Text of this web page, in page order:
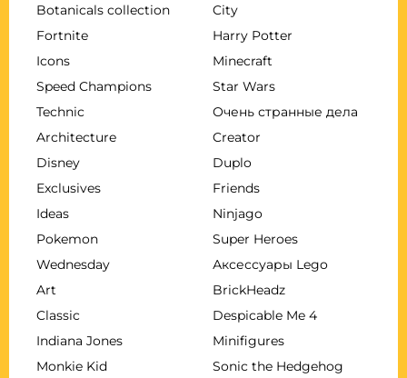
Botanicals collection
City
Fortnite
Harry Potter
Icons
Minecraft
Speed Champions
Star Wars
Technic
Очень странные дела
Architecture
Creator
Disney
Duplo
Exclusives
Friends
Ideas
Ninjago
Pokemon
Super Heroes
Wednesday
Аксессуары Lego
Art
BrickHeadz
Classic
Despicable Me 4
Indiana Jones
Minifigures
Monkie Kid
Sonic the Hedgehog